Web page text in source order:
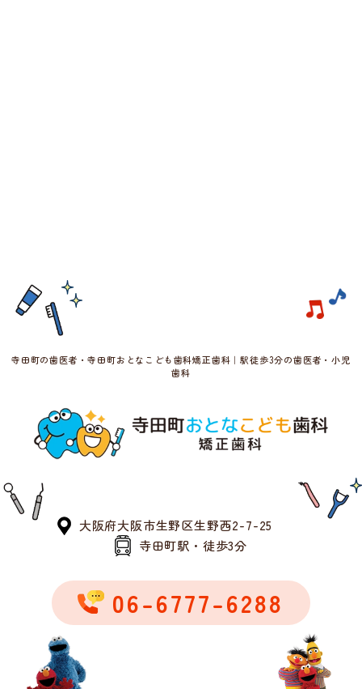
寺田町の歯医者・寺田町おとなこども歯科矯正歯科｜駅徒歩3分の歯医者・小児
歯科
大阪府大阪市生野区生野西2-7-25
寺田町駅・徒歩3分
06-6777-6288